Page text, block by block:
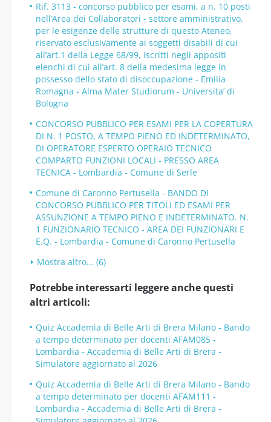
Rif. 3113 - concorso pubblico per esami, a n. 10 posti
nell’Area dei Collaboratori - settore amministrativo,
per le esigenze delle strutture di questo Ateneo,
riservato esclusivamente ai soggetti disabili di cui
all’art.1 della Legge 68/99, iscritti negli appositi
elenchi di cui all’art. 8 della medesima legge in
possesso dello stato di disoccupazione - Emilia
Romagna - Alma Mater Studiorum - Universita’ di
Bologna
CONCORSO PUBBLICO PER ESAMI PER LA COPERTURA
DI N. 1 POSTO, A TEMPO PIENO ED INDETERMINATO,
DI OPERATORE ESPERTO OPERAIO TECNICO
COMPARTO FUNZIONI LOCALI - PRESSO AREA
TECNICA - Lombardia - Comune di Serle
Comune di Caronno Pertusella - BANDO DI
CONCORSO PUBBLICO PER TITOLI ED ESAMI PER
ASSUNZIONE A TEMPO PIENO E INDETERMINATO. N.
1 FUNZIONARIO TECNICO - AREA DEI FUNZIONARI E
E.Q. - Lombardia - Comune di Caronno Pertusella
Mostra altro... (6)
Potrebbe interessarti leggere anche questi
altri articoli:
Quiz Accademia di Belle Arti di Brera Milano - Bando
a tempo determinato per docenti AFAM085 -
Lombardia - Accademia di Belle Arti di Brera -
Simulatore aggiornato al 2026
Quiz Accademia di Belle Arti di Brera Milano - Bando
a tempo determinato per docenti AFAM111 -
Lombardia - Accademia di Belle Arti di Brera -